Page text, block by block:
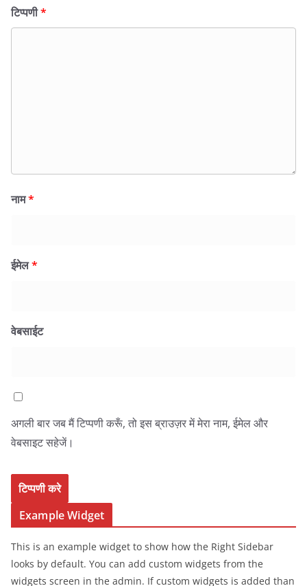
टिप्पणी*
नाम*
ईमेल*
वेबसाईट
अगली बार जब मैं टिप्पणी करूँ, तो इस ब्राउज़र में मेरा नाम, ईमेल और
वेबसाइट सहेजें।
Example Widget
This is an example widget to show how the Right Sidebar
looks by default. You can add custom widgets from the
widgets screen in the admin. If custom widgets is added than